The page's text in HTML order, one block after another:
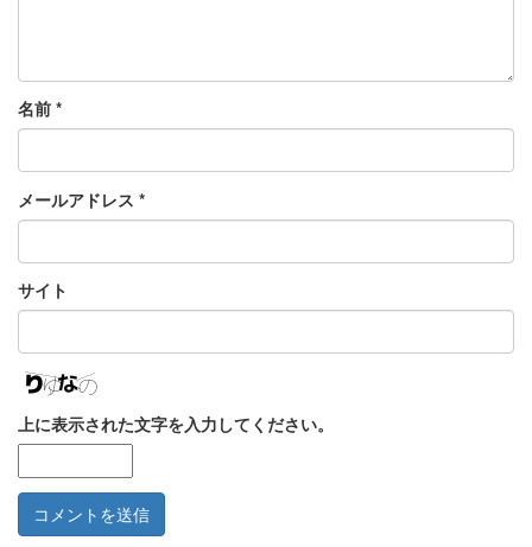
名前 *
メールアドレス *
サイト
上に表示された文字を入力してください。